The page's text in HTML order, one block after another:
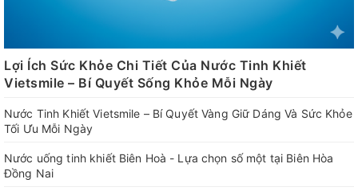
Lợi Ích Sức Khỏe Chi Tiết Của Nước Tinh Khiết
Vietsmile – Bí Quyết Sống Khỏe Mỗi Ngày
Nước Tinh Khiết Vietsmile – Bí Quyết Vàng Giữ Dáng Và Sức Khỏe
Tối Ưu Mỗi Ngày
Nước uống tinh khiết Biên Hoà - Lựa chọn số một tại Biên Hòa
Đồng Nai